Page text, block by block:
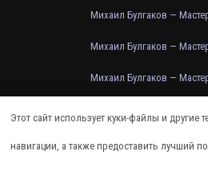
Михаил Булгаков —
Михаил Булгаков —
Михаил Булгаков —
Михаил Булгаков —
Этот сайт использует куки-файлы и другие
навигации, а также предоставить лучший